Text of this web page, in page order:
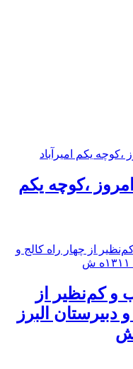
،کوچه یکم
و کم‌نظیر از
دبيرستان البرز